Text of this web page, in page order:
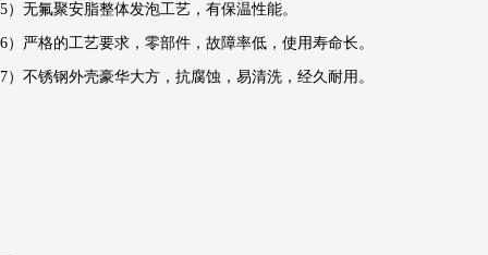
5）无氟聚安脂整体发泡工艺，有保温性能。
6）严格的工艺要求，零部件，故障率低，使用寿命长。
7）不锈钢外壳豪华大方，抗腐蚀，易清洗，经久耐用。